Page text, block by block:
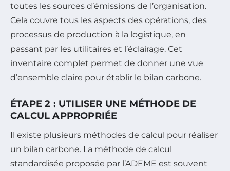
toutes les sources d’émissions de l’organisation.
Cela couvre tous les aspects des opérations, des
processus de production à la logistique, en
passant par les utilitaires et l’éclairage. Cet
inventaire complet permet de donner une vue
d’ensemble claire pour établir le bilan carbone.
ÉTAPE 2 : UTILISER UNE MÉTHODE DE
CALCUL APPROPRIÉE
Il existe plusieurs méthodes de calcul pour réaliser
un bilan carbone. La méthode de calcul
standardisée proposée par l’ADEME est souvent